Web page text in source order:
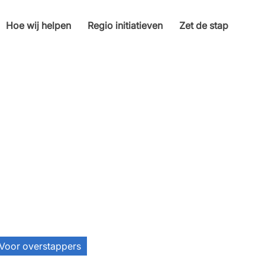
Hoe wij helpen Regio initiatieven Zet de stap
overstappers